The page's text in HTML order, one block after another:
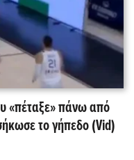
«πέταξε» πάνω από
το γήπεδο (Vid)